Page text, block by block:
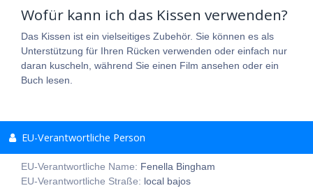
Wofür kann ich das Kissen verwenden?
Das Kissen ist ein vielseitiges Zubehör. Sie können es als
Unterstützung für Ihren Rücken verwenden oder einfach nur
daran kuscheln, während Sie einen Film ansehen oder ein
Buch lesen.
EU-Verantwortliche Person
EU-Verantwortliche Name: Fenella Bingham
EU-Verantwortliche Straße: local bajos